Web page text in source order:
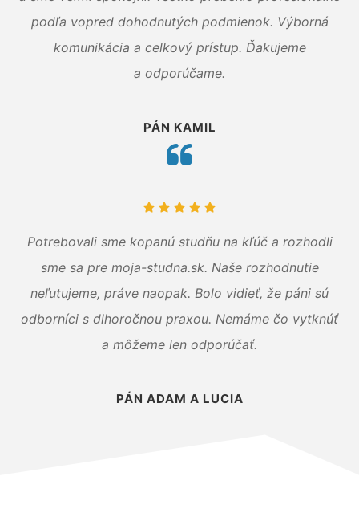
podľa vopred dohodnutých podmienok. Výborná
komunikácia a celkový prístup. Ďakujeme
a odporúčame.
PÁN KAMIL
Potrebovali sme kopanú studňu na kľúč a rozhodli
sme sa pre moja-studna.sk. Naše rozhodnutie
neľutujeme, práve naopak. Bolo vidieť, že páni sú
odborníci s dlhoročnou praxou. Nemáme čo vytknúť
a môžeme len odporúčať.
PÁN ADAM A LUCIA